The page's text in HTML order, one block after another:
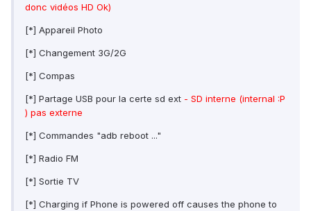
donc vidéos HD Ok)
[*] Appareil Photo
[*] Changement 3G/2G
[*] Compas
[*] Partage USB pour la certe sd ext - SD interne (internal :P
) pas externe
[*] Commandes "adb reboot ..."
[*] Radio FM
[*] Sortie TV
[*] Charging if Phone is powered off causes the phone to